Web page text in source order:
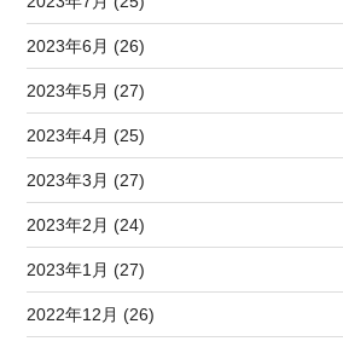
2023年6月 (26)
2023年5月 (27)
2023年4月 (25)
2023年3月 (27)
2023年2月 (24)
2023年1月 (27)
2022年12月 (26)